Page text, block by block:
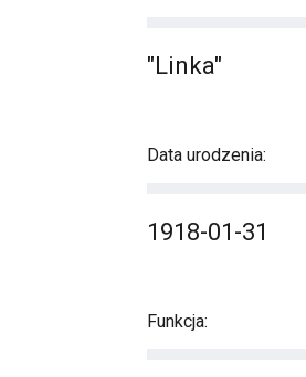
"Linka"
Data urodzenia:
1918-01-31
Funkcja: